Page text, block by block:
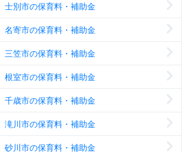
士別市の保育料・補助金
名寄市の保育料・補助金
三笠市の保育料・補助金
根室市の保育料・補助金
千歳市の保育料・補助金
滝川市の保育料・補助金
砂川市の保育料・補助金